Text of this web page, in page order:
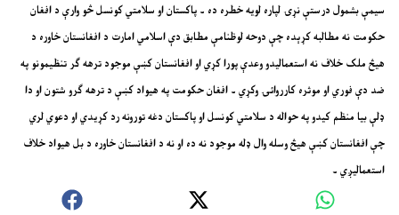
سيمې بشمول درستې نړۍ لپاره لويه خطره ده ۔ پاکستان او سلامتي کونسل څو وارې د افغان
حکومت نه مطالبه کړېده چې دوحه لوظنامې مطابق دې اسلامي امارت د افغانستان خاوره د
هيڅ ملک خلاف نه استعماليدو وعدې پورا کړي او افغانستان کښې موجود ترهه ګر تنظيمونو په
ضد دې فوري او موثره کارروائۍ وکړي ۔ افغان حکومت په هيواد کښې د ترهه ګرو شتون او دا
ډلې بيا منظم کيدو په حواله د سلامتي کونسل او پاکستان دغه تورونه رد کړيدي او دعوي لري
چې افغانستان کښې هيڅ وسله وال ډله موجود نه ده او نه د افغانستان خاوره د بل هيواد خلاف
استعماليږي ۔